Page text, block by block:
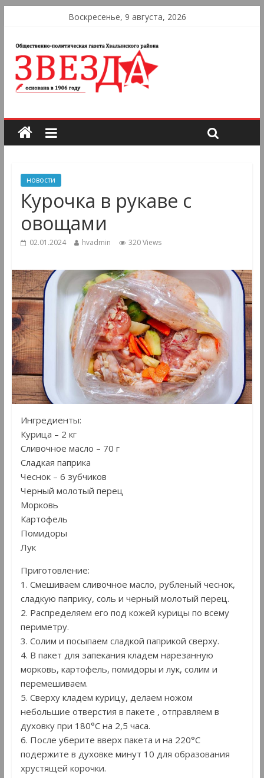
Воскресенье, 9 августа, 2026
новости
Курочка в рукаве с
овощами
02.01.2024 hvadmin 320 Views
Ингредиенты:
Курица – 2 кг
Сливочное масло – 70 г
Сладкая паприка
Чеснок – 6 зубчиков
Черный молотый перец
Морковь
Картофель
Помидоры
Лук
Приготовление:
1. Смешиваем сливочное масло, рубленый чеснок,
сладкую паприку, соль и черный молотый перец.
2. Распределяем его под кожей курицы по всему
периметру.
3. Солим и посыпаем сладкой паприкой сверху.
4. В пакет для запекания кладем нарезанную
морковь, картофель, помидоры и лук, солим и
перемешиваем.
5. Сверху кладем курицу, делаем ножом
небольшие отверстия в пакете , отправляем в
духовку при 180°С на 2,5 часа.
6. После уберите вверх пакета и на 220°С
подержите в духовке минут 10 для образования
хрустящей корочки.